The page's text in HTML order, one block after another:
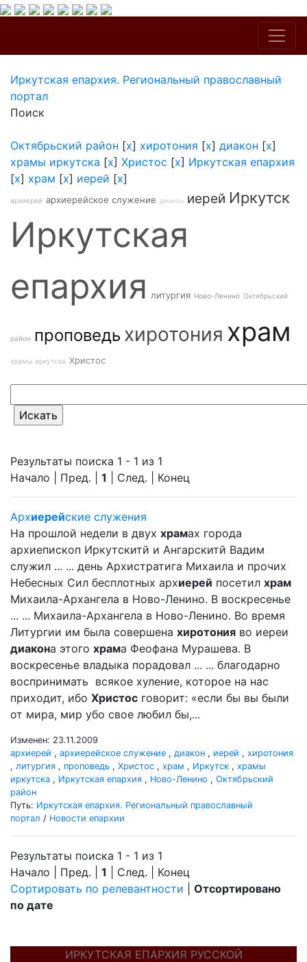
Иркутская епархия. Региональный православный
портал
Поиск
Октябрьский район [x] хиротония [x] диакон [x]
храмы иркутска [x] Христос [x] Иркутская епархия
[x] храм [x] иерей [x]
архиерей архиерейское служение диакон иерей Иркутск
Иркутская
епархия литургия Ново-Ленино Октябрьский
район проповедь хиротония храм
храмы иркутска Христос
Результаты поиска 1 - 1 из 1
Начало | Пред. | 1 | След. | Конец
Архиерейские служения
На прошлой недели в двух храмах города
архиепископ Иркутскитй и Ангарскитй Вадим
служил ... ... день Архистратига Михаила и прочих
Небесных Сил бесплотных архиерей посетил храм
Михаила-Архангела в Ново-Ленино. В воскресенье
... ... Михаила-Архангела в Ново-Ленино. Во время
Литургии им была совершена хиротония во иереи
диакона этого храма Феофана Мурашева. В
воскресенье владыка порадовал ... ... благодарно
воспринимать всякое хуление, которое на нас
приходит, ибо Христос говорит: «если бы вы были
от мира, мир убо свое любил бы,...
Изменен: 23.11.2009
архиерей , архиерейское служение , диакон , иерей , хиротония
, литургия , проповедь , Христос , храм , Иркутск , храмы
иркутска , Иркутская епархия , Ново-Ленино , Октябрьский
район
Путь: Иркутская епархия. Региональный православный
портал / Новости епархии
Результаты поиска 1 - 1 из 1
Начало | Пред. | 1 | След. | Конец
Сортировать по релевантности
Отсортировано
по дате
ИРКУТСКАЯ ЕПАРХИЯ РУССКОЙ